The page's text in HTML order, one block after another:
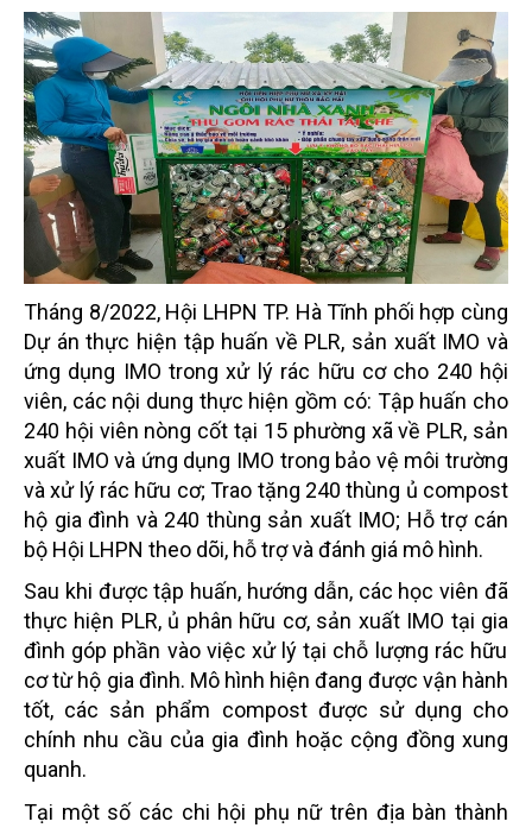
Tháng 8/2022, Hội LHPN TP. Hà Tĩnh phối hợp cùng
Dự án thực hiện tập huấn về PLR, sản xuất IMO và
ứng dụng IMO trong xử lý rác hữu cơ cho 240 hội
viên, các nội dung thực hiện gồm có: Tập huấn cho
240 hội viên nòng cốt tại 15 phường xã về PLR, sản
xuất IMO và ứng dụng IMO trong bảo vệ môi trường
và xử lý rác hữu cơ;Trao tặng 240 thùng ủ compost
hộ gia đình và 240 thùng sản xuất IMO; Hỗ trợ cán
bộ Hội LHPN theo dõi, hỗ trợ và đánh giá mô hình.
Sau khi được tập huấn, hướng dẫn, các học viên đã
thực hiện PLR, ủ phân hữu cơ, sản xuất IMO tại gia
đình góp phần vào việc xử lý tại chỗ lượng rác hữu
cơ từ hộ gia đình. Mô hình hiện đang được vận hành
tốt, các sản phẩm compost được sử dụng cho
chính nhu cầu của gia đình hoặc cộng đồng xung
quanh.
Tại một số các chi hội phụ nữ trên địa bàn thành